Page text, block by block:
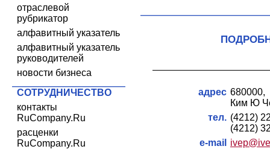
отраслевой
рубрикатор
алфавитный указатель
алфавитный указатель
руководителей
новости бизнеса
СОТРУДНИЧЕСТВО
контакты
RuCompany.Ru
расценки
RuCompany.Ru
адрес
Ким Ю
тел. (4212)
(4212)
e-mail